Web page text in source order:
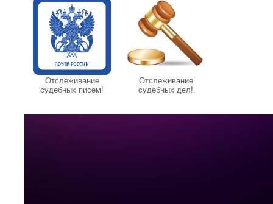
Отслеживание
судебных писем!
Отслеживание
судебных дел!